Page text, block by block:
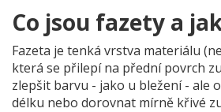
Co jsou fazety a
Fazeta je tenká vrstva materiálu
která se přilepí na přední povrch
zlepšit barvu - jako u bležení - ale
délku nebo dorovnat mírně křivé